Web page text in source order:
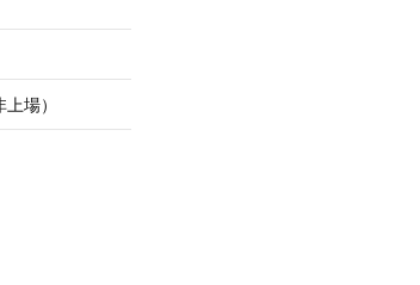
場）